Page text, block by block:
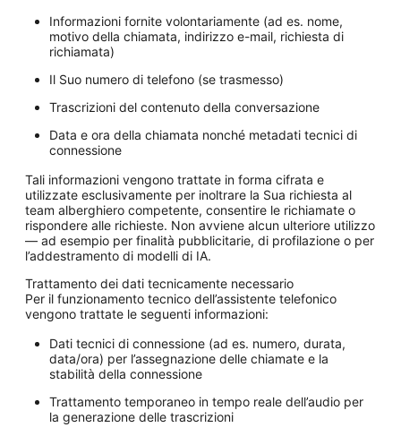
Informazioni fornite volontariamente (ad es. nome,
motivo della chiamata, indirizzo e-mail, richiesta di
richiamata)
Il Suo numero di telefono (se trasmesso)
Trascrizioni del contenuto della conversazione
Data e ora della chiamata nonché metadati tecnici di
connessione
Tali informazioni vengono trattate in forma cifrata e
utilizzate esclusivamente per inoltrare la Sua richiesta al
team alberghiero competente, consentire le richiamate o
rispondere alle richieste. Non avviene alcun ulteriore utilizzo
— ad esempio per finalità pubblicitarie, di profilazione o per
l’addestramento di modelli di IA.
Trattamento dei dati tecnicamente necessario
Per il funzionamento tecnico dell’assistente telefonico
vengono trattate le seguenti informazioni:
Dati tecnici di connessione (ad es. numero, durata,
data/ora) per l’assegnazione delle chiamate e la
stabilità della connessione
Trattamento temporaneo in tempo reale dell’audio per
la generazione delle trascrizioni